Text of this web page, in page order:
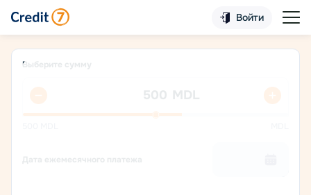
Войти
Выберите сумму
MDL
Дата ежемесячного платежа